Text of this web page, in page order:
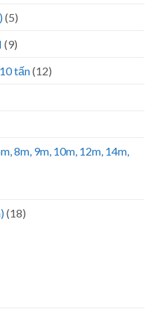
(5)
(9)
tấn(12)
8m, 9m, 10m, 12m, 14m,
(18)